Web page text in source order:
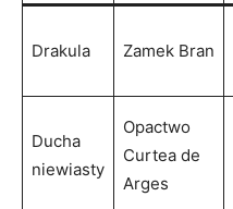
Drakula Zamek ‌Bran
Ducha
niewiasty
Opactwo
Curtea de
Arges